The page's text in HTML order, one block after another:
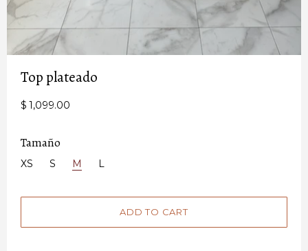
Top plateado
$ 1,099.00
Tamaño
XS S M L